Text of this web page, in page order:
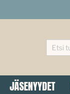
JÄSENYYDET